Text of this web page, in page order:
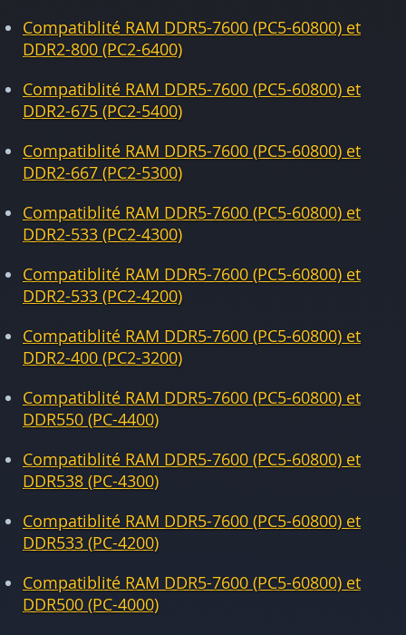
Compatiblité RAM DDR5-7600 (PC5-60800) et
DDR2-800 (PC2-6400)
Compatiblité RAM DDR5-7600 (PC5-60800) et
DDR2-675 (PC2-5400)
Compatiblité RAM DDR5-7600 (PC5-60800) et
DDR2-667 (PC2-5300)
Compatiblité RAM DDR5-7600 (PC5-60800) et
DDR2-533 (PC2-4300)
Compatiblité RAM DDR5-7600 (PC5-60800) et
DDR2-533 (PC2-4200)
Compatiblité RAM DDR5-7600 (PC5-60800) et
DDR2-400 (PC2-3200)
Compatiblité RAM DDR5-7600 (PC5-60800) et
DDR550 (PC-4400)
Compatiblité RAM DDR5-7600 (PC5-60800) et
DDR538 (PC-4300)
Compatiblité RAM DDR5-7600 (PC5-60800) et
DDR533 (PC-4200)
Compatiblité RAM DDR5-7600 (PC5-60800) et
DDR500 (PC-4000)